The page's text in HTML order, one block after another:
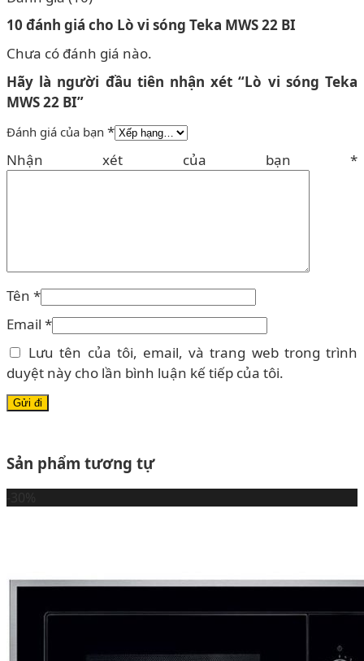
10 đánh giá cho Lò vi sóng Teka MWS 22 BI
Chưa có đánh giá nào.
Hãy là người đầu tiên nhận xét “Lò vi sóng Teka
MWS 22 BI”
Đánh giá của bạn *
Nhận xét của bạn *
Tên *
Email *
Lưu tên của tôi, email, và trang web trong trình
duyệt này cho lần bình luận kế tiếp của tôi.
Sản phẩm tương tự